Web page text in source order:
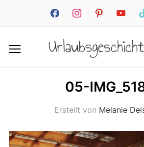
facebookinstagrampinterestyoutube
05-
Erstellt von Melanie